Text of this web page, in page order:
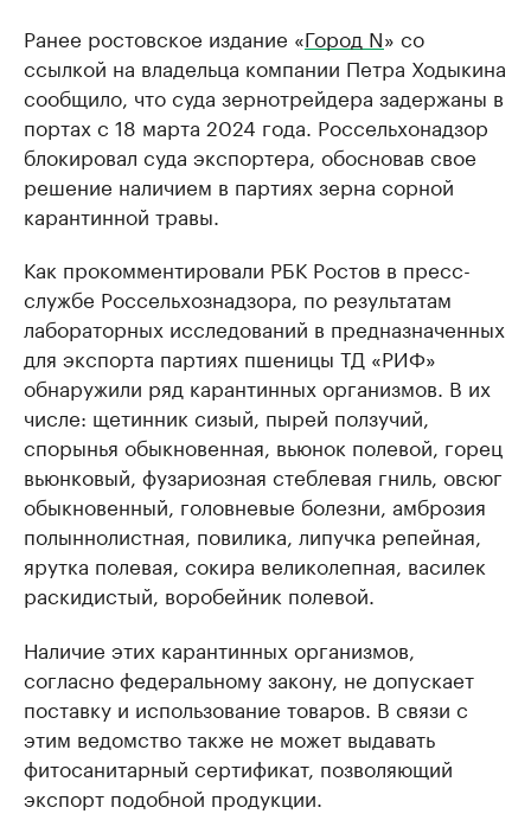
Ранее ростовское издание «Город N» со
ссылкой на владельца компании Петра Ходыкина
сообщило, что суда зернотрейдера задержаны в
портах с 18 марта 2024 года. Россельхонадзор
блокировал суда экспортера, обосновав свое
решение наличием в партиях зерна сорной
карантинной травы.
Как прокомментировали РБК Ростов в пресс-
службе Россельхознадзора, по результатам
лабораторных исследований в предназначенных
для экспорта партиях пшеницы ТД «РИФ»
обнаружили ряд карантинных организмов. В их
числе: щетинник сизый, пырей ползучий,
спорынья обыкновенная, вьюнок полевой, горец
вьюнковый, фузариозная стеблевая гниль, овсюг
обыкновенный, головневые болезни, амброзия
полыннолистная, повилика, липучка репейная,
ярутка полевая, сокира великолепная, василек
раскидистый, воробейник полевой.
Наличие этих карантинных организмов,
согласно федеральному закону, не допускает
поставку и использование товаров. В связи с
этим ведомство также не может выдавать
фитосанитарный сертификат, позволяющий
экспорт подобной продукции.